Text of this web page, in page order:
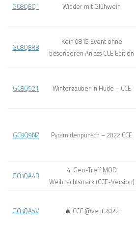
GC8Q8Q1 Widder mit Glühwein
GC8Q8RB
Kein 0815 Event ohne
besonderen Anlass CCE Edition
GC8Q921 Winterzauber in Hude – CCE
GC8Q9NZ Pyramidenpunsch – 2022 CCE
GC8QA4B
4. Geo-Treff MOD
Weihnachtsmark (CCE-Version)
GC8QA5V 🎄 CCC @vent 2022